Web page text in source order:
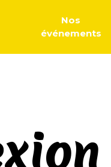
Nos
événements